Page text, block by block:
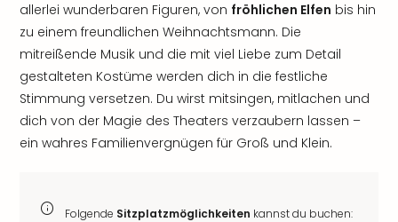
allerlei wunderbaren Figuren, von fröhlichen Elfen bis hin
zu einem freundlichen Weihnachtsmann. Die
mitreißende Musik und die mit viel Liebe zum Detail
gestalteten Kostüme werden dich in die festliche
Stimmung versetzen. Du wirst mitsingen, mitlachen und
dich von der Magie des Theaters verzaubern lassen –
ein wahres Familienvergnügen für Groß und Klein.
Folgende Sitzplatzmöglichkeiten kannst du buchen: